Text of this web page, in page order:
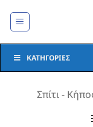
στο
ΚΑΤΗΓΟΡΊΕΣ
Σπίτι -